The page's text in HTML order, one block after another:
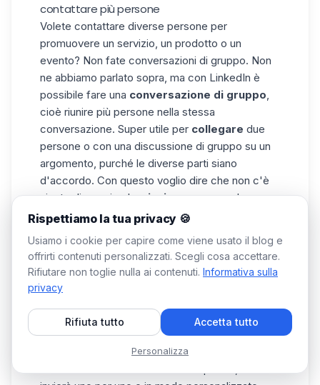
contattare più persone
Volete contattare diverse persone per
promuovere un servizio, un prodotto o un
evento? Non fate conversazioni di gruppo. Non
ne abbiamo parlato sopra, ma con LinkedIn è
possibile fare una conversazione di gruppo
cioè riunire più persone nella stessa
conversazione. Super utile per collegare due
persone o con una discussione di gruppo su un
argomento, purché le diverse parti siano
d'accordo. Con questo voglio dire che non c'è
niente di peggio cheriunire personeche non
hanno nulla a che fare tra loro o che non si
messaggio in una volta sola. Il vostroprofilo
verrà segnalato a LinkedIn come
comportamento abusivo da parte di altri membri
Se volete contattare diverse persone per
promuovere la vostra attività einviare
messaggi di massa su LinkedIn
Rispettiamo la tua privacy 🍪
Usiamo i cookie per capire come viene usato il blog e
offrirti contenuti personalizzati. Scegli cosa accettare.
Rifiutare non toglie nulla ai contenuti. Informativa sulla
privacy
Rifiuta tutto Accetta tutto
Personalizza